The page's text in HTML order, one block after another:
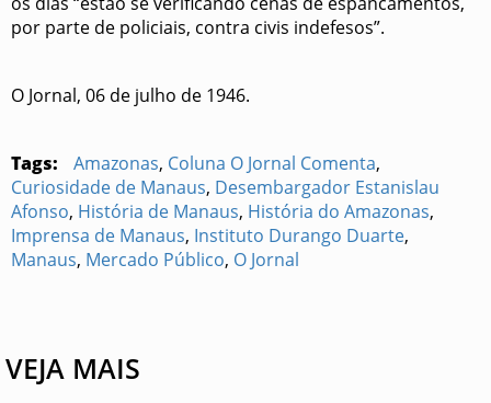
por parte de policiais, contra civis indefesos”.
O Jornal, 06 de julho de 1946.
Tags: Amazonas, Coluna O Jornal Comenta,
Curiosidade de Manaus, Desembargador Estanislau
Afonso, História de Manaus, História do Amazonas,
Imprensa de Manaus, Instituto Durango Duarte,
Manaus, Mercado Público, O Jornal
VEJA MAIS